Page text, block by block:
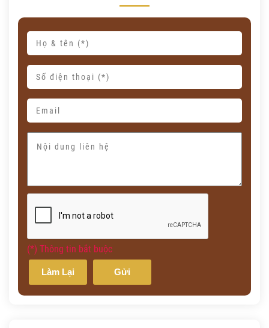
(*) Thông tin bắt buộc
Làm Lại Gửi